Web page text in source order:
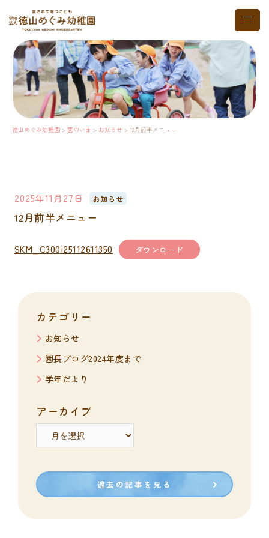
ト
グ
ル
メ
ニ
ュ
ー
徳山めぐみ幼稚園 > 園のいま > お知らせ > 12月前半メニュー
2025年11月27日 お知らせ
12月前半メニュー
SKM_C300i25112611350 ダウンロード
カテゴリー
お知らせ
園長ブログ2024年度まで
学年だより
アーカイブ
ア
カ
ブ
過去の記事を見る